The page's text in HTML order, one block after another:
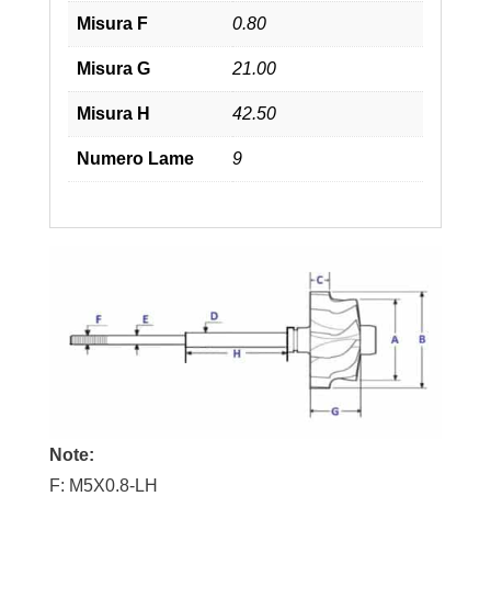
Misura F 0.80
Misura G 21.00
Misura H 42.50
Numero Lame 9
Note:
F: M5X0.8-LH